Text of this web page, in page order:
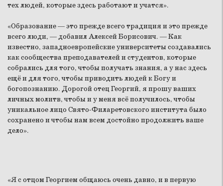
тех людей, которые здесь работают и учатся».
«Образование — это прежде всего традиция и это прежде
всего люди, — добавил Алексей Борисович. — Как
известно, западноевропейские университеты создавались
как сообщества преподавателей и студентов, которые
собрались для того, чтобы получать знания, а у нас здесь
ещё и для того, чтобы приводить людей к Богу и
богопознанию. Дорогой отец Георгий, я прошу ваших
личных молитв, чтобы и у меня всё получилось, чтобы
уникальное лицо Свято-Филаретовского института было
сохранено и чтобы нам всем достойно продолжить ваше
дело».
«Я с отцом Георгием общаюсь очень давно, и в первую